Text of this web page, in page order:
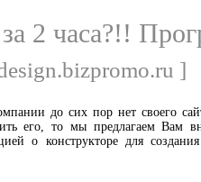
2 часа?!!
]
до сих пор нет своего
его, то мы предлагаем Вам
о конструкторе для